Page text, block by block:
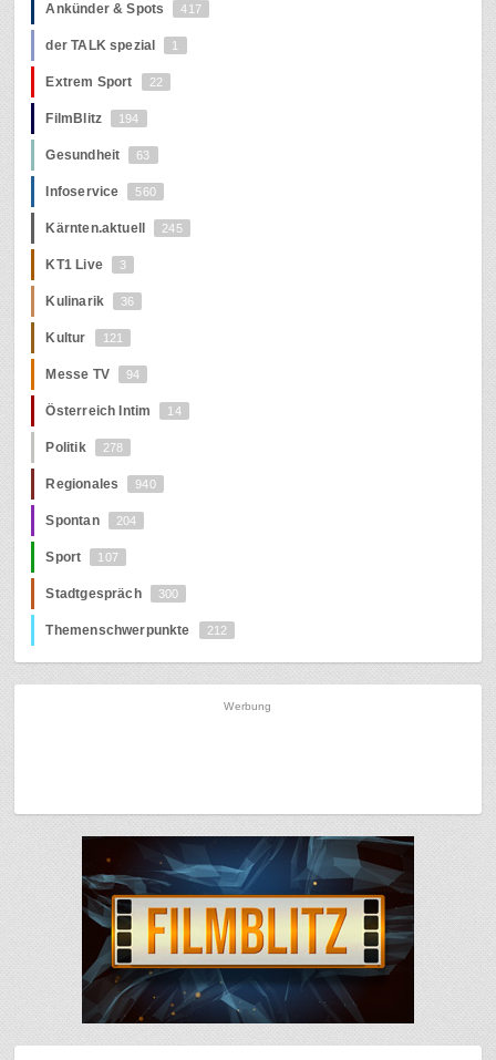
Ankünder & Spots 417
der TALK spezial 1
Extrem Sport 22
FilmBlitz 194
Gesundheit 63
Infoservice 560
Kärnten.aktuell 245
KT1 Live 3
Kulinarik 36
Kultur 121
Messe TV 94
Österreich Intim 14
Politik 278
Regionales 940
Spontan 204
Sport 107
Stadtgespräch 300
Themenschwerpunkte 212
Werbung